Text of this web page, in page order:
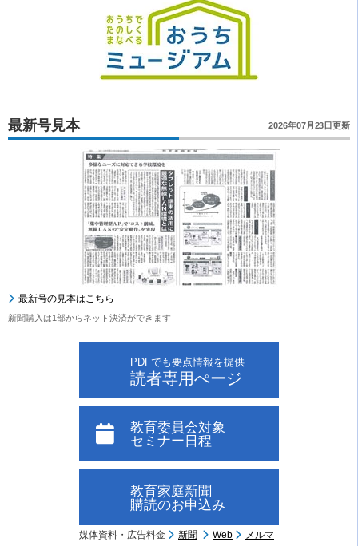
最新号見本 2026年07月23日更新
最新号の見本はこちら
新聞購入は1部からネット決済ができます
PDFでも要点情報を提供
読者専用ぺージ
教育委員会対象
セミナー日程
教育家庭新聞
購読のお申込み
媒体資料・広告料金 新聞 Web
メルマ